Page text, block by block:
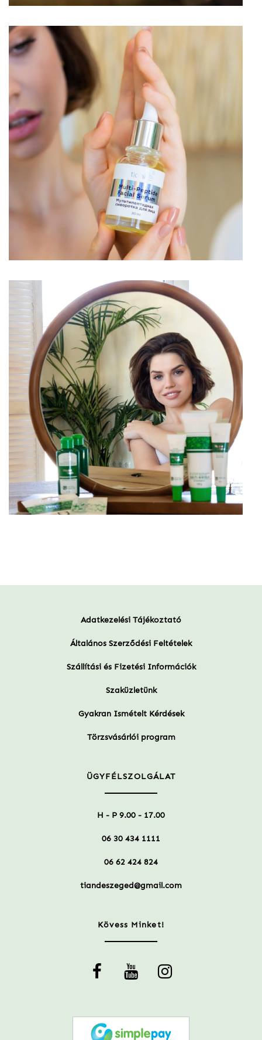
Adatkezelési Tájékoztató
Általános Szerződési Feltételek
Szállítási és Fizetési Információk
Szaküzletünk
Gyakran Ismételt Kérdések
Törzsvásárlói program
ÜGYFÉLSZOLGÁLAT
H - P 9.00 - 17.00
06 30 434 1111
06 62 424 824
tiandeszeged@gmail.com
Kövess Minket!